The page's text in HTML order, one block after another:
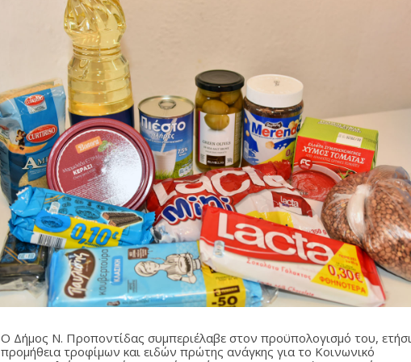
Ο Δήμος Ν. Προποντίδας συμπεριέλαβε στον προϋπολογισμό του,
προμήθεια τροφίμων και ειδών πρώτης ανάγκης για το Κοινωνικό